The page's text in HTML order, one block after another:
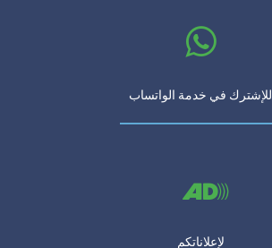
للإشترك في خدمة الواتساب
لإعلاناتكم